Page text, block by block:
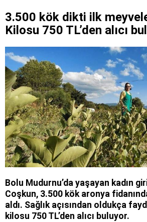
3.500 kök dikti ilk
Kilosu 750 TL’den alıcı
Bolu Mudurnu’da yaşayan kadın
Coşkun, 3.500 kök aronya
aldı. Sağlık açısından oldukça
kilosu 750 TL’den alıcı buluyor.